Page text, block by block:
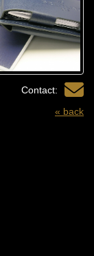
Contact:
« back